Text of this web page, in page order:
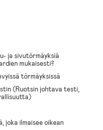
ja sivutörmäyksiä
mukaisesti?
törmäyksissä
(Ruotsin johtava testi,
joka ilmaisee oikean